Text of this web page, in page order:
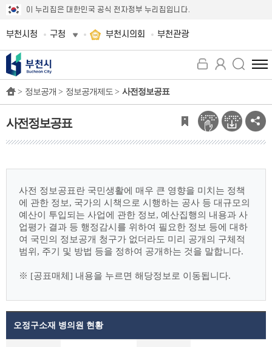
이 누리집은 대한민국 공식 전자정부 누리집입니다.
부천시청 구청 부천시의회 부천관광
전
체
뉴
보
기
> 정보공개 > 정보공개제도 > 사전정보공표
사전정보공표
사전 정보공표란 국민생활에 매우 큰 영향을 미치는 정책
에 관한 정보, 국가의 시책으로 시행하는 공사 등 대규모의
예산이 투입되는 사업에 관한 정보, 예산집행의 내용과 사
업평가 결과 등 행정감시를 위하여 필요한 정보 등에 대하
여 국민의 정보공개 청구가 없더라도 미리
공개의 구체적
범위, 주기 및 방법 등을 정하여 공개하는 것을 말합니다.
※ [공표매체] 내용을 누르면 해당정보로 이동됩니다.
오정구소재 병의원 현황